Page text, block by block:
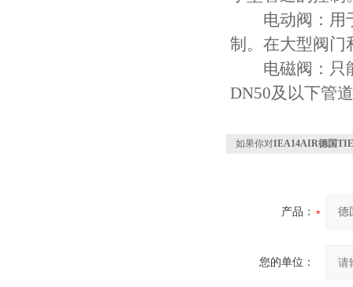
电动阀：用于
制。在大型阀门
电磁阀：只能
DN50及以下管
如果你对IEA14AIR德国
产品：
您的单位：